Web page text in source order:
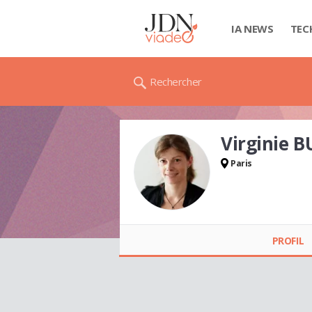
IA NEWS
Rechercher
Virginie
Paris
PROFIL